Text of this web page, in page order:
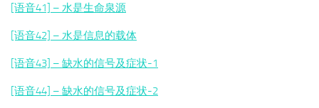
[语音41] – 水是生命泉源
[语音42] – 水是信息的载体
[语音43] – 缺水的信号及症状-1
[语音44] – 缺水的信号及症状-2